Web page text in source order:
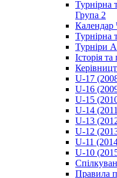
Група 2
Календар
Турнірна
Турніри
Історія
U-17
U-16
U-15
U-14
U-13
U-12
U-11
U-10
Правила